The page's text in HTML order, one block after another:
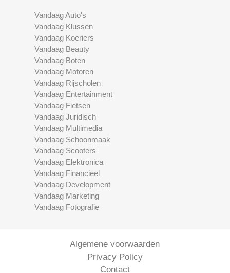
Vandaag Auto's
Vandaag Klussen
Vandaag Koeriers
Vandaag Beauty
Vandaag Boten
Vandaag Motoren
Vandaag Rijscholen
Vandaag Entertainment
Vandaag Fietsen
Vandaag Juridisch
Vandaag Multimedia
Vandaag Schoonmaak
Vandaag Scooters
Vandaag Elektronica
Vandaag Financieel
Vandaag Development
Vandaag Marketing
Vandaag Fotografie
Algemene voorwaarden
Privacy Policy
Contact